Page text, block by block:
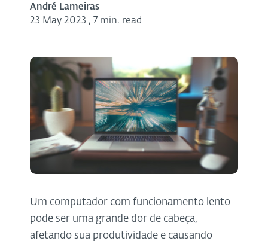
André Lameiras
23 May 2023 , 7 min. read
Um computador com funcionamento lento
pode ser uma grande dor de cabeça,
afetando sua produtividade e causando